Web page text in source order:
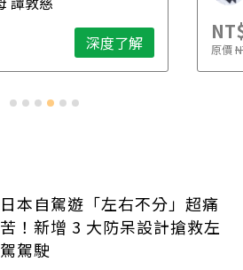
深度了解 原價
日本自駕遊「左右不分」超痛
苦！新增 3 大防呆設計搶救左
駕駕駛